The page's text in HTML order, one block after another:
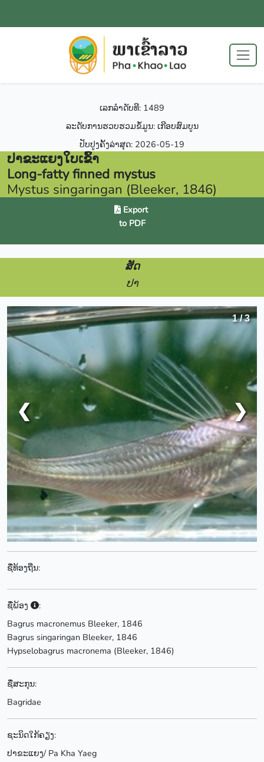
ເລກລຳດັບທີ: 1489
ລະດັບການຮວບຮວມຂໍ້ມູນ: ເກີອບສົມບູນ
ປັບປູງຄັ້ງລ່າສຸດ: 2026-05-19
ປາຂະແຍງໃບເຂົ້າ
Long-fatty finned mystus
Mystus singaringan (Bleeker, 1846)
Export
to PDF
ສັດ
ປາ
1 / 3
❮ ❯
ຊື່ທ້ອງຖີ່ນ:
ຊື່ພ້ອງ
:
Bagrus macronemus Bleeker, 1846
Bagrus singaringan Bleeker, 1846
Hypselobagrus macronema (Bleeker, 1846)
ຊື່ສະກຸນ:
Bagridae
ຊະນິດໃກ້ຄຽງ:
ປາຂະແຍງ/ Pa Kha Yaeg